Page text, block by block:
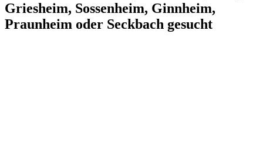
Griesheim, Sossenheim, Ginnheim,
Praunheim oder Seckbach gesucht